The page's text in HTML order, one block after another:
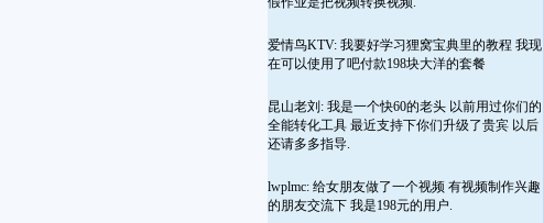
爱情鸟KTV: 我要好学习狸窝宝典里的教程 我现
在可以使用了吧付款198块大洋的套餐
昆山老刘: 我是一个快60的老头 以前用过你们的
全能转化工具 最近支持下你们升级了贵宾 以后
还请多多指导.
lwplmc: 给女朋友做了一个视频 有视频制作兴趣
的朋友交流下 我是198元的用户.